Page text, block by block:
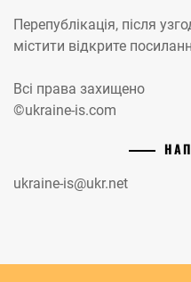
Перепублікація, після
містити відкрите
Всі права захищено
©ukraine-is.com
ukraine-is@ukr.net